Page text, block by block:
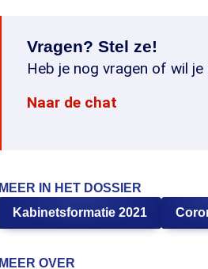
Vragen? Stel ze!
Heb je nog vragen of wil
Naar de chat
MEER IN HET DOSSIER
Kabinetsformatie 2021
MEER OVER